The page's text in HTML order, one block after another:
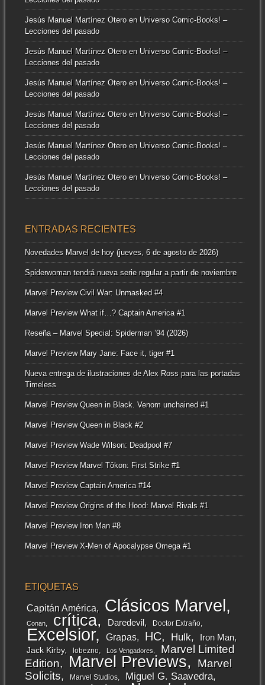
Jesús Manuel Martínez Oteroen Universo Comic-Books! –
Lecciones del pasado
Jesús Manuel Martínez Oteroen Universo Comic-Books! –
Lecciones del pasado
Jesús Manuel Martínez Oteroen Universo Comic-Books! –
Lecciones del pasado
Jesús Manuel Martínez Oteroen Universo Comic-Books! –
Lecciones del pasado
Jesús Manuel Martínez Oteroen Universo Comic-Books! –
Lecciones del pasado
Jesús Manuel Martínez Oteroen Universo Comic-Books! –
Lecciones del pasado
ENTRADAS RECIENTES
Novedades Marvel de hoy (jueves, 6 de agosto de 2026)
Spiderwoman tendrá nueva serie regular a partir de noviembre
Marvel Preview Civil War: Unmasked #4
Marvel Preview What if…? Captain America #1
Reseña – Marvel Special: Spiderman ’94 (2026)
Marvel Preview Mary Jane: Face it, tiger #1
Nueva entrega de ilustraciones de Alex Ross para las portadas
Timeless
Marvel Preview Queen in Black. Venom unchained #1
Marvel Preview Queen in Black #2
Marvel Preview Wade Wilson: Deadpool #7
Marvel Preview Marvel Tôkon: First Strike #1
Marvel Preview Captain America #14
Marvel Preview Origins of the Hood: Marvel Rivals #1
Marvel Preview Iron Man #8
Marvel Preview X-Men of Apocalypse Omega #1
ETIQUETAS
Capitán América Clásicos Marvel
Conan crítica Daredevil Doctor Extraño
Excelsior Grapas HC Hulk Iron Man
Jack Kirby lobezno Los Vengadores
Marvel Limited
Edition
Marvel Previews
Marvel
Solicits
Marvel Studios Miguel G. Saavedra